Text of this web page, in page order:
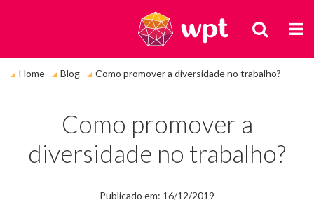
BUSCA
está
Home Blog Como promover a diversidade no trabalho?
Como promover a
diversidade no trabalho?
Publicado em: 16/12/2019